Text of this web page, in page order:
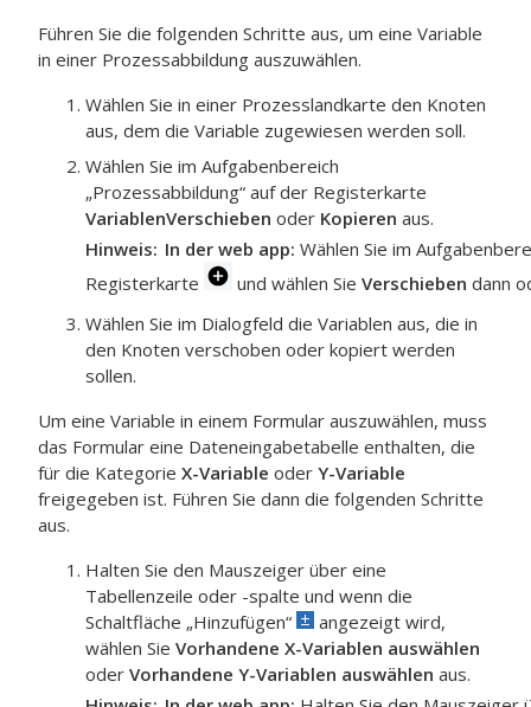
Führen Sie die folgenden Schritte aus, um eine Variable
in einer Prozessabbildung auszuwählen.
Wählen Sie in einer Prozesslandkarte den Knoten
aus, dem die Variable zugewiesen werden soll.
Wählen Sie im Aufgabenbereich
„Prozessabbildung“ auf der Registerkarte
VariablenVerschieben oder Kopieren aus.
Hinweis In der web app: Wählen Sie im
Registerkarte
und wählen Sie Verschieben dann
Wählen Sie im Dialogfeld die Variablen aus, die in
den Knoten verschoben oder kopiert werden
sollen.
Um eine Variable in einem Formular auszuwählen, muss
das Formular eine Dateneingabetabelle enthalten, die
für die Kategorie X-Variable oder Y-Variable
freigegeben ist. Führen Sie dann die folgenden Schritte
aus.
Halten Sie den Mauszeiger über eine
Tabellenzeile oder -spalte und wenn die
Schaltfläche „Hinzufügen“
angezeigt wird,
wählen Sie Vorhandene X-Variablen auswählen
oder Vorhandene Y-Variablen auswählen aus.